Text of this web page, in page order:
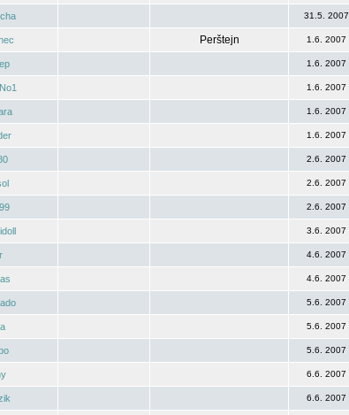
31.5. 2007
Perštejn 1.6. 2007
1.6. 2007
1.6. 2007
1.6. 2007
1.6. 2007
2.6. 2007
2.6. 2007
2.6. 2007
3.6. 2007
4.6. 2007
4.6. 2007
5.6. 2007
5.6. 2007
5.6. 2007
6.6. 2007
6.6. 2007